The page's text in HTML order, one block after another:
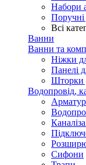
Набори
Всі
Ванни
Ванни та
Ніжки
Панелі
Шторки
Водопровід,
Сифони